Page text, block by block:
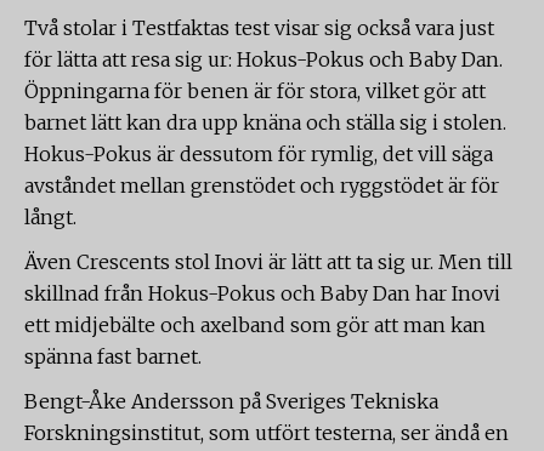
Två stolar i Testfaktas test visar sig också vara just
för lätta att resa sig ur: Hokus-Pokus och Baby Dan.
Öppningarna för benen är för stora, vilket gör att
barnet lätt kan dra upp knäna och ställa sig i stolen.
Hokus-Pokus är dessutom för rymlig, det vill säga
avståndet mellan grenstödet och ryggstödet är för
långt.
Även Crescents stol Inovi är lätt att ta sig ur. Men till
skillnad från Hokus-Pokus och Baby Dan har Inovi
ett midjebälte och axelband som gör att man kan
spänna fast barnet.
Bengt-Åke Andersson på Sveriges Tekniska
Forskningsinstitut, som utfört testerna, ser ändå en